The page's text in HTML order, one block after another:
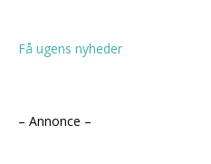
Få ugens nyheder
– Annonce –